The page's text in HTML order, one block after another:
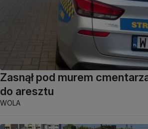
Zasnął pod murem
do aresztu
WOLA